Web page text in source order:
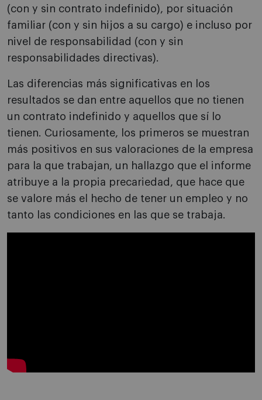
(con y sin contrato indefinido), por situación
familiar (con y sin hijos a su cargo) e incluso por
nivel de responsabilidad (con y sin
responsabilidades directivas).
Las diferencias más significativas en los
resultados se dan entre aquellos que no tienen
un contrato indefinido y aquellos que sí lo
tienen. Curiosamente, los primeros se muestran
más positivos en sus valoraciones de la empresa
para la que trabajan, un hallazgo que el informe
atribuye a la propia precariedad, que hace que
se valore más el hecho de tener un empleo y no
tanto las condiciones en las que se trabaja.